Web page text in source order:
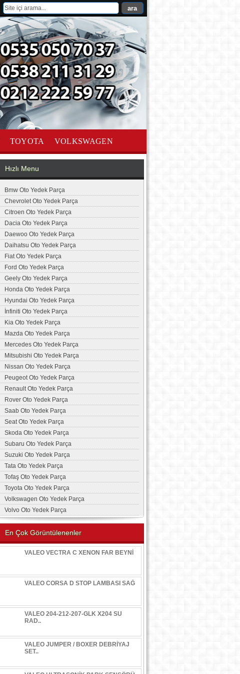
TOYOTA VOLKSWAGEN
Hızlı Menu
Bmw Oto Yedek Parça
Chevrolet Oto Yedek Parça
Citroen Oto Yedek Parça
Dacia Oto Yedek Parça
Daewoo Oto Yedek Parça
Daihatsu Oto Yedek Parça
Fiat Oto Yedek Parça
Ford Oto Yedek Parça
Geely Oto Yedek Parça
Honda Oto Yedek Parça
Hyundai Oto Yedek Parça
İnfiniti Oto Yedek Parça
Kia Oto Yedek Parça
Mazda Oto Yedek Parça
Mercedes Oto Yedek Parça
Mitsubishi Oto Yedek Parça
Nissan Oto Yedek Parça
Peugeot Oto Yedek Parça
Renault Oto Yedek Parça
Rover Oto Yedek Parça
Saab Oto Yedek Parça
Seat Oto Yedek Parça
Skoda Oto Yedek Parça
Subaru Oto Yedek Parça
Suzuki Oto Yedek Parça
Tata Oto Yedek Parça
Tofaş Oto Yedek Parça
Toyota Oto Yedek Parça
Volkswagen Oto Yedek Parça
Volvo Oto Yedek Parça
En Çok Görüntülenenler
VALEO VECTRA C XENON FAR BEYNİ
VALEO CORSA D STOP LAMBASI SAĞ
VALEO 204-212-207-GLK X204 SU
RAD..
VALEO JUMPER / BOXER DEBRİYAJ
SET..